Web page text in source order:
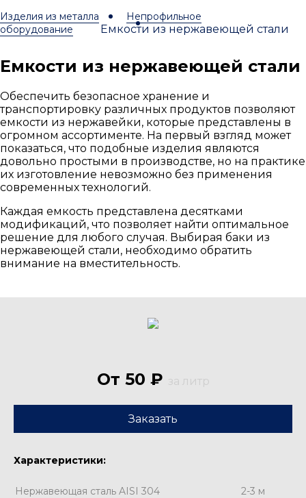
Изделия из металла
Непрофильное
оборудование
Емкости из нержавеющей стали
Емкости из нержавеющей стали
Обеспечить безопасное хранение и
транспортировку различных продуктов позволяют
емкости из нержавейки, которые представлены в
огромном ассортименте. На первый взгляд может
показаться, что подобные изделия являются
довольно простыми в производстве, но на практике
их изготовление невозможно без применения
современных технологий.
Каждая емкость представлена десятками
модификаций, что позволяет найти оптимальное
решение для любого случая. Выбирая баки из
нержавеющей стали, необходимо обратить
внимание на вместительность.
От 50 ₽ за литр
Заказать
Характеристики:
Нержавеющая сталь AISI 304 2-3 м